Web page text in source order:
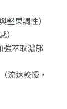
堅果調性）
）
強萃取濃郁
（流速較慢，